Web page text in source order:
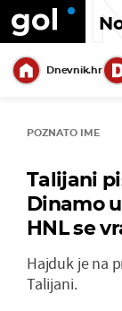
Dnevnik.hr
POZNATO IME
Talijani
Dinamo
HNL se
Hajduk je na
Talijani.